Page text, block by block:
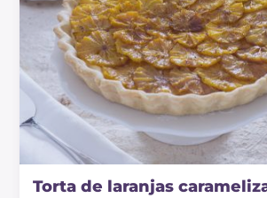
Torta de laranjas